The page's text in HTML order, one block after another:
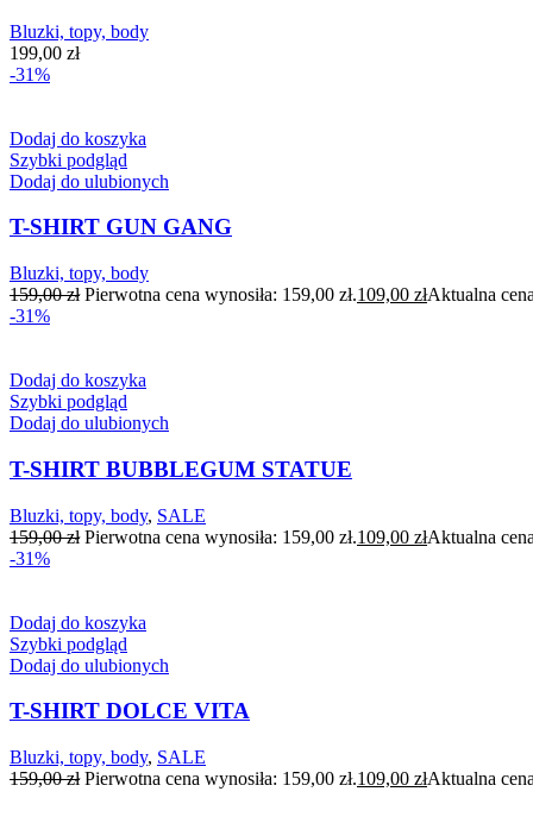
Bluzki, topy, body
199,00 zł
-31%
Dodaj do koszyka
Szybki podgląd
Dodaj do ulubionych
T-SHIRT GUN GANG
Bluzki, topy, body
159,00zł Pierwotna cena wynosiła: 159,00 zł.109,00 złAktualna
-31%
Dodaj do koszyka
Szybki podgląd
Dodaj do ulubionych
T-SHIRT BUBBLEGUM STATUE
Bluzki, topy, body, SALE
159,00zł Pierwotna cena wynosiła: 159,00 zł.109,00 złAktualna
-31%
Dodaj do koszyka
Szybki podgląd
Dodaj do ulubionych
T-SHIRT DOLCE VITA
Bluzki, topy, body, SALE
159,00zł Pierwotna cena wynosiła: 159,00 zł.109,00 złAktualna